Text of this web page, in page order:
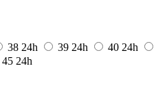
38 24h 39 24h 40 24h
45 24h